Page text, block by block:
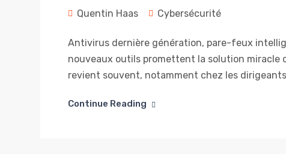
Quentin Haas Cybersécurité
Antivirus dernière génération, pare-feux
nouveaux outils promettent la solution miracle
revient souvent, notamment chez les dirigeants
Continue Reading